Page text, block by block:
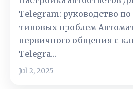
Telegram: руководство
типовых проблем
первичного общения с
Telegra…
Jul 2, 2025